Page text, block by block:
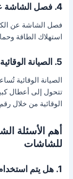
4. فصل الشاشة عند عدم الاستخدام
فصل الشاشة عن
استهلاك الطاقة
5. الصيانة الوقائية
الصيانة الوقائية
تتحول إلى أعطال
الوقائية من خلال
أهم الأسئلة
للشاشات
1. هل يتم استخدام قطع غيار أصلية؟